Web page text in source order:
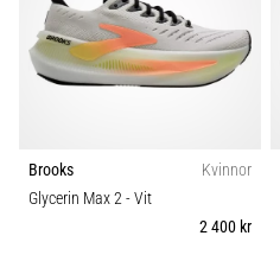
Brooks
Kvinnor
Glycerin Max 2- Vit
2 400 kr